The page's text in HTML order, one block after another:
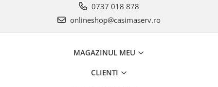
0737 018 878
onlineshop@casimaserv.ro
MAGAZINUL MEU
CLIENTI